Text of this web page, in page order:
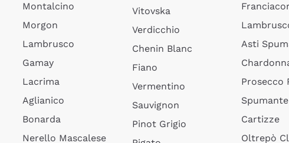
Montalcino
Morgon
Lambrusco
Gamay
Lacrima
Aglianico
Bonarda
Nerello Mascalese
Vitovska
Verdicchio
Chenin Blanc
Fiano
Vermentino
Sauvignon
Pinot Grigio
Asti
Prosecco
Cartizze
Oltrepò